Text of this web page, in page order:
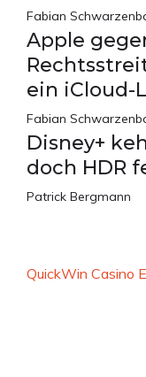
Fabian
Apple
ein iCloud-
Fabian
Disney+
doch HDR
Patrick Bergmann
QuickWin Casino